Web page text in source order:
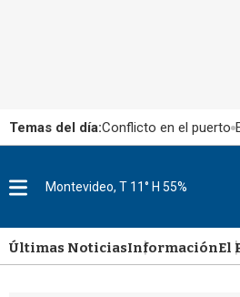
Temas del día:Conflicto en el puerto
u
Montevideo, T 11° H 55%
Últimas NoticiasInformaciónEl